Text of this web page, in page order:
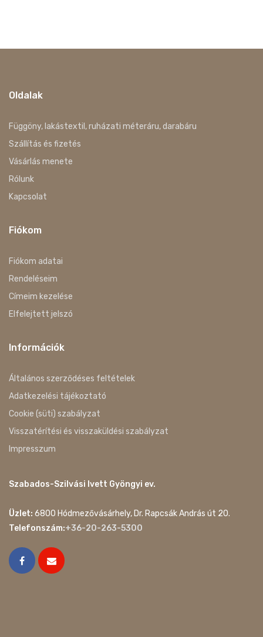
Oldalak
Függöny, lakástextil, ruházati méteráru, darabáru
Szállítás és fizetés
Vásárlás menete
Rólunk
Kapcsolat
Fiókom
Fiókom adatai
Rendeléseim
Címeim kezelése
Elfelejtett jelszó
Információk
Általános szerződéses feltételek
Adatkezelési tájékoztató
Cookie (süti) szabályzat
Visszatérítési és visszaküldési szabályzat
Impresszum
Szabados-Szilvási Ivett Gyöngyi ev.
Üzlet: 6800 Hódmezővásárhely, Dr. Rapcsák András út 20.
Telefonszám:+36-20-263-5300